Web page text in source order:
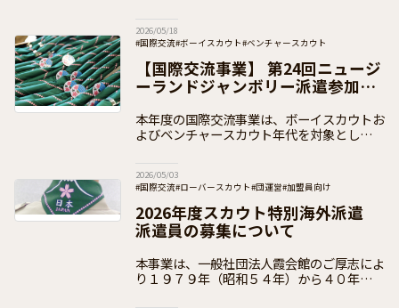
年の意思決定への参画」を、より推進してい
く
2026/05/18
#国際交流#ボーイスカウト#ベンチャースカウト
#日本連盟事業（イベント事業）
#加盟員向け
【国際交流事業】 第24回ニュージ
ーランドジャンボリー派遣参加者
本年度の国際交流事業は、ボーイスカウトお
よびベンチャースカウト年代を対象とした国
す。南半球オセアニアの大自然の中で、ニュ
2026/05/03
#国際交流#ローバースカウト#団運営#加盟員向け
2026年度スカウト特別海外派遣
派遣員の募集について
本事業は、一般社団法人霞会館のご厚志によ
り１９７９年（昭和５４年）から４０年以上